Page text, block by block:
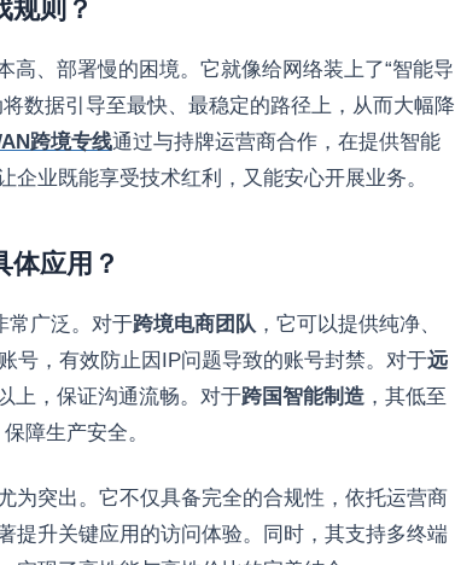
规则？
高、部署慢的困境。它就像给网络装上了“智能导
数据引导至最快、最稳定的路径上，从而大幅降
跨境专线通过与持牌运营商合作，在提供智能
业既能享受技术红利，又能安心开展业务。
体应用？
常广泛。对于跨境电商团队，它可以提供纯净、
号，有效防止因IP问题导致的账号封禁。对于远
上，保证沟通流畅。对于跨国智能制造，其低至
障生产安全。
为突出。它不仅具备完全的合规性，依托运营商
提升关键应用的访问体验。同时，其支持多终端